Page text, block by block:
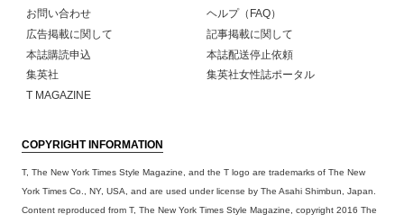
お問い合わせ
ヘルプ（FAQ）
広告掲載に関して
記事掲載に関して
本誌購読申込
本誌配送停止依頼
集英社
集英社女性誌ポータル
T MAGAZINE
COPYRIGHT INFORMATION
T, The New York Times Style Magazine, and the T logo are trademarks of The New
York Times Co., NY, USA, and are used under license by The Asahi Shimbun, Japan.
Content reproduced from T, The New York Times Style Magazine, copyright 2016 The